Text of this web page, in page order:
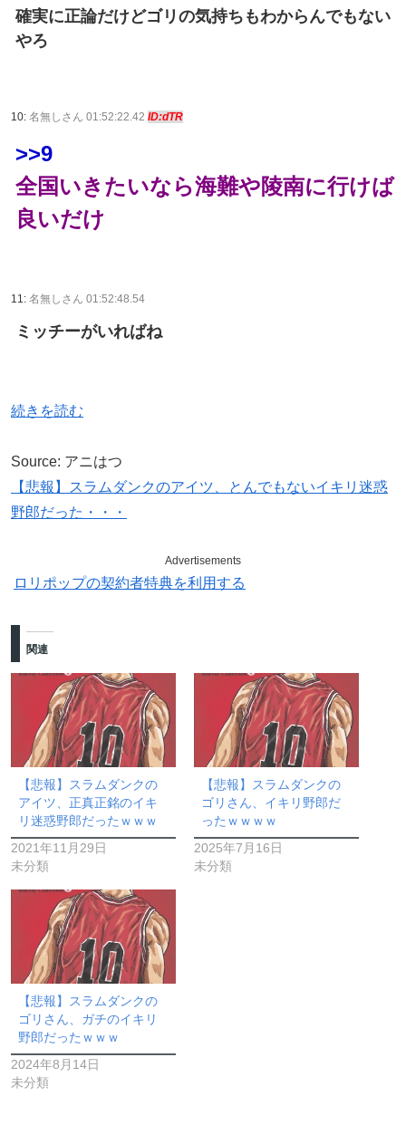
確実に正論だけどゴリの気持ちもわからんでもない
やろ
10: 名無しさん 01:52:22.42 ID:dTR
>>9
全国いきたいなら海難や陵南に行けば
良いだけ
11: 名無しさん 01:52:48.54
ミッチーがいればね
続きを読む
Source: アニはつ
【悲報】スラムダンクのアイツ、とんでもないイキリ迷惑
野郎だった・・・
Advertisements
ロリポップの契約者特典を利用する
関連
【悲報】スラムダンクの
アイツ、正真正銘のイキ
リ迷惑野郎だったｗｗｗ
2021年11月29日
未分類
【悲報】スラムダンクの
ゴリさん、イキリ野郎だ
ったｗｗｗｗ
2025年7月16日
未分類
【悲報】スラムダンクの
ゴリさん、ガチのイキリ
野郎だったｗｗｗ
2024年8月14日
未分類